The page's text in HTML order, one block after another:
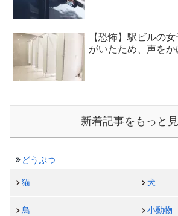
【恐怖】駅ビルの
がいたため、声を
新着記事をもっと
どうぶつ
猫 犬
鳥 小動物